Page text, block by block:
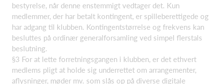
bestyrelse, når denne enstemmigt vedtager det. Kun
medlemmer, der har betalt kontingent, er spilleberettigede og
har adgang til klubben. Kontingentstørrelse og frekvens kan
besluttes på ordinær generalforsamling ved simpel flerstals
beslutning.
§3 For at lette forretningsgangen i klubben, er det ethvert
medlems pligt at holde sig underrettet om arrangementer,
aflysninger, møder mv. som slås op på diverse digitale